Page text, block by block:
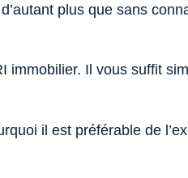
plus que sans
Il vous suffit
il est préférable de